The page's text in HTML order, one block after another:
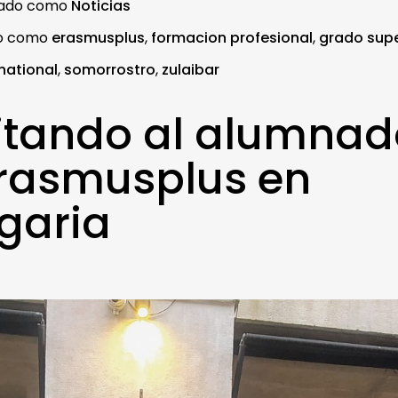
como Noticias
como erasmusplus, formacion profesional, grado
, somorrostro, zulaibar
al
en